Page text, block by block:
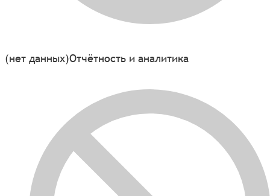
(нет данных)Отчётность и аналитика